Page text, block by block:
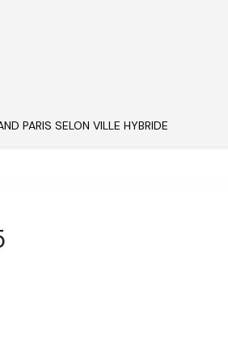
PARIS SELON VILLE HYBRIDE